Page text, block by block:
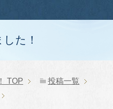
た！
TOP
投稿一覧